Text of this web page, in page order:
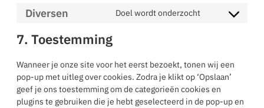
Diversen Doel wordt onderzocht Consent to
7. Toestemming
Wanneer je onze site voor het eerst bezoekt, tonen wij een
pop-up met uitleg over cookies. Zodra je klikt op ‘Opslaan’
geef je ons toestemming om de categorieën cookies en
plugins te gebruiken die je hebt geselecteerd in de pop-up en